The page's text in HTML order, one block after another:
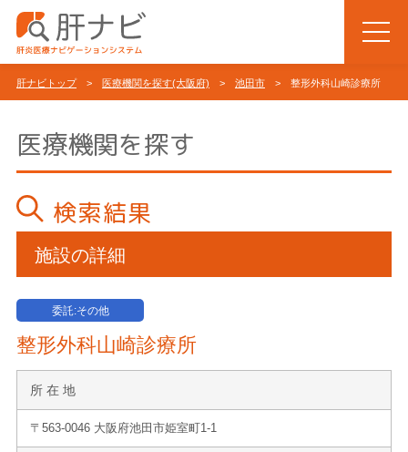
肝ナビトップ> 医療機関を探す(大阪府) > 池田市 > 整形外科山崎診療所
医療機関を探す
検索結果
施設の詳細
委託:その他
整形外科山崎診療所
所 在 地
〒563-0046 大阪府池田市姫室町1-1